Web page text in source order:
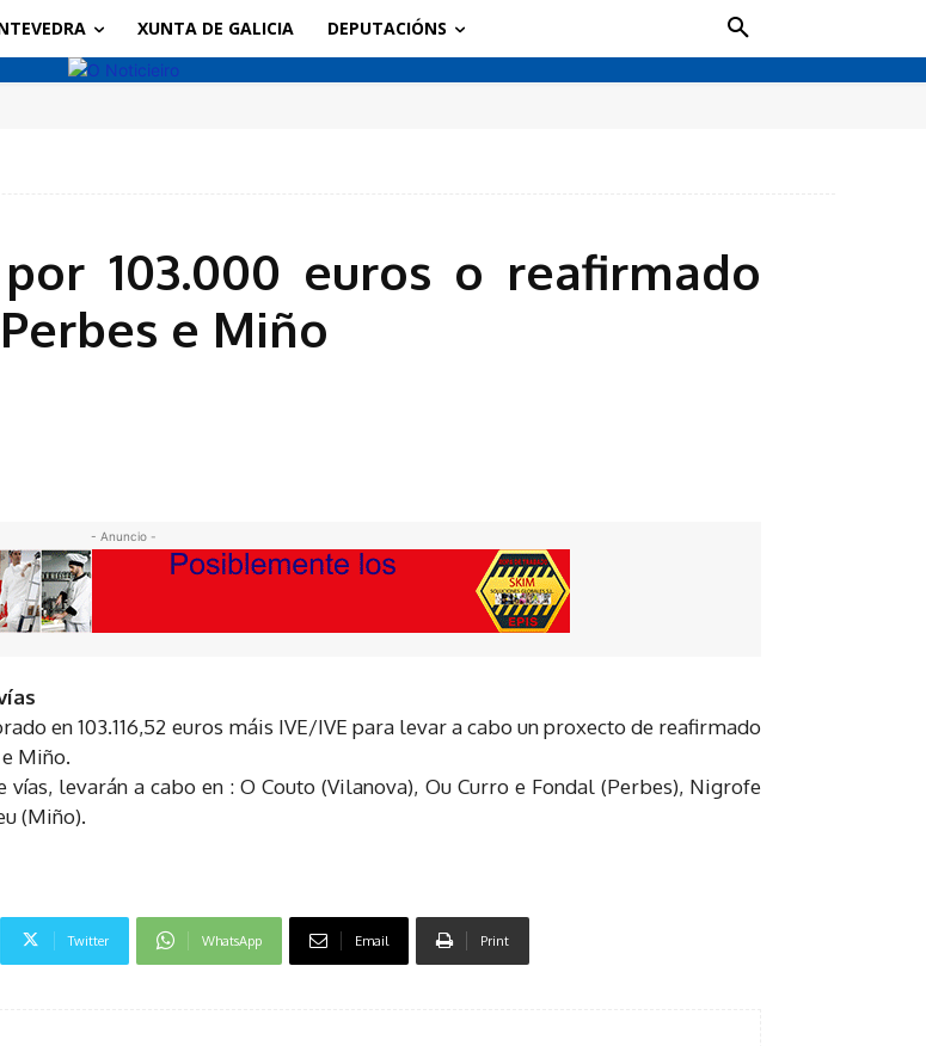
XUNTA DE GALICIA DEPUTACIÓNS
103.000 euros o reafirmado
e Miño
- Anuncio -
en 103.116,52 euros máis IVE/IVE para levar a cabo un proxecto de reafirmado
Miño.
levarán a cabo en : O Couto (Vilanova), Ou Curro e Fondal (Perbes), Nigrofe
(Miño).
Twitter WhatsApp Email Print